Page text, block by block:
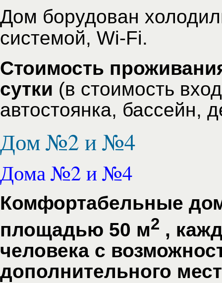
Дом борудован
системой, Wi-Fi.
Стоимость
сутки (в стоимость
автостоянка, бассейн,
Дом №2 и №4
Дома №2 и №4
Комфортабельные
площадью 50 м2 ,
человека с
дополнительного